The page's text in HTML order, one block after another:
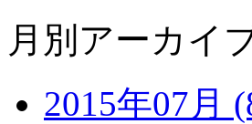
月別アーカイ
2015年07月